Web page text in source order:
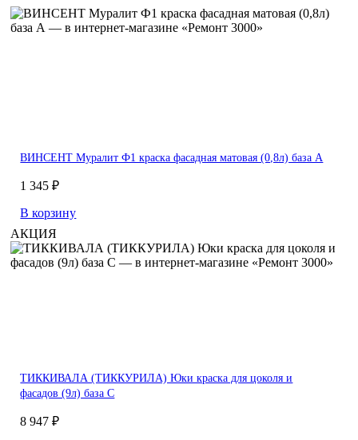
ВИНСЕНТ Муралит Ф1 краска фасадная матовая (0,8л) база А
1 345 ₽
В корзину
АКЦИЯ
ТИККИВАЛА (ТИККУРИЛА) Юки краска для цоколя и
фасадов (9л) база С
8 947 ₽